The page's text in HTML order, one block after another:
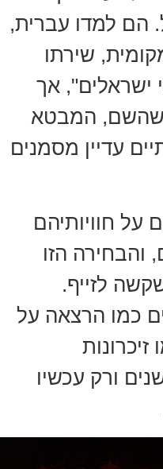
הם למדו עברית,
שירתו
ישראלים", אך
שהשם, המבטא
עדיין מסמנים
חוויותיהם
והבחירה הזו
לזייף.
כמו הרצאה על
ורק עכשיו